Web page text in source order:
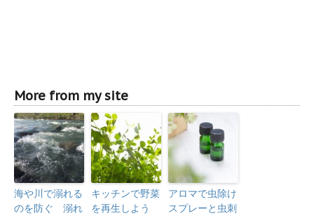
More from my site
海や川で溺れる
のを防ぐ 溺れ
キッチンで野菜
を再生しよう
アロマで虫除け
スプレーと虫刺